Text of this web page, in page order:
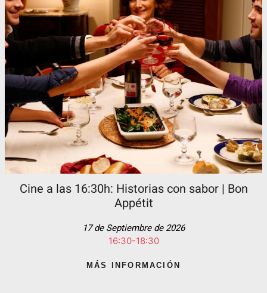
Cine a las 16:30h: Historias con sabor | Bon
Appétit
17 de Septiembre de 2026
16:30-18:30
MÁS INFORMACIÓN